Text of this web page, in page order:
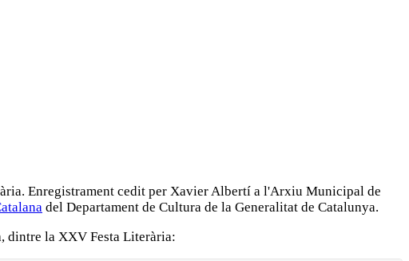
Enregistrament cedit per Xavier Albertí a l'Arxiu Municipal de
del Departament de Cultura de la Generalitat de Catalunya.
dintre la XXV Festa Literària: